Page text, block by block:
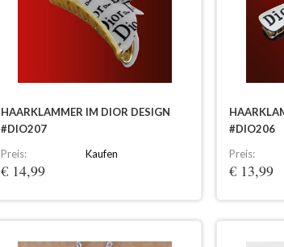
HAARKLAMMER IM DIOR DESIGN
#DIO207
Preis:
€ 14,99
Kaufen
#DIO206
Preis:
€ 13,99